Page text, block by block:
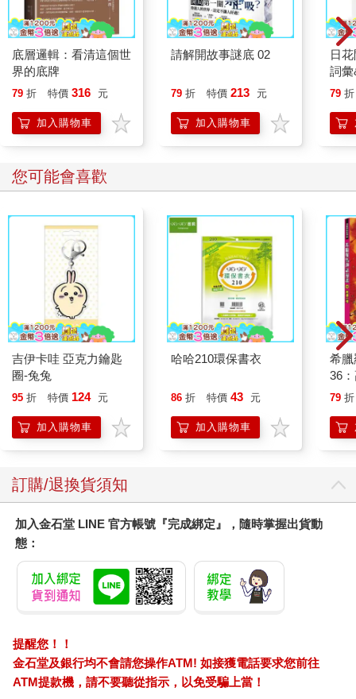
「居然那麼不確定嗎？」
眼前高挑的人雖走得不快，步伐卻很堅定，在身側擺動的拳頭也
是。浩瑜印象中的陳晞還停留在三十幾歲的模樣，從林又夏消失
後，她就老是一副病懨懨的，只有在發表新研究的時候會比較有
精神。
她們兩個今天的目的，是把那台橘白相間的「時光機器」找回
來。
就像是正值中二病時期的孩子在說胡話一樣。不過除非是集體幻
覺，否則這件事是真的發生了，她跟著陳晞來到了另一個時間
線。這邊的事物沒有更動太多，許浩瑜的成長歷程沒什麼改變，
讓她有種只是回到過去的錯覺，但林又夏的反應證實了並非那麼
來到這個時空以後，許浩瑜有意識的第一個瞬間，是在哇哇大
哭。她不是沒想過這種事真的會發生，畢竟陳晞提醒過自己可能
性，在更早之前林又夏也曾有意無意地提到。
跨越時間線最痛苦的部分，就是得重新長大。
雖然知識量足夠，但幼兒的腦袋不足以運用，讓她很挫折，唯一
的好處就是這次在比較小的年紀就懂得住嘴了，被政府人員叫去
輔導的次數少上許多。陳晞肯定也是如此，從現在才開口要浩瑜
一起去找機器便可略知一二。
和陳晞的狀況相似，浩瑜的能力也在國中時期達到可隨心運用的
程度，所以她才有辦法領著陳晞找到林又夏。
不過機器居然也跟著一起來到這個時空了嗎？許浩瑜對這一點存
畢竟在找回林又夏以後，陳晞才終於打起精神。這樣很好。
許浩瑜是真的那麼想。畢竟和她一起在機構的時候，每天都覺得
人。
跟著前方的人一起緩下腳步，一片空地出現在浩瑜眼前，而她身
旁的陳晞發出了「欸？」的聲音。
「嗯？」
「樹……這裡原本有樹的。」
「哈？」
陳晞皺緊了眉頭，她不認為自己的記憶會出現如此嚴重的謬誤。
將太陽掩蓋了起來。等到陳晞察覺，已經開始飄雨了。
「嘖。」她不耐煩地咋舌，只見烏雲停止飄移，停留在原處。
「等一下，妳──」
「又怎樣，我還沒被機構抓到啊。」
底層邏輯：看清這個世
界的底牌
79 折 特價 316 元
加入購物車
請解開故事謎底 02
79 折 特價 213 元
加入購物車
日
詞
79 折
您可能會喜歡
吉伊卡哇 亞克力鑰匙
圈-兔兔
95 折 特價 124 元
加入購物車
哈哈210環保書衣
86 折 特價 43 元
加入購物車
希
36
79 折
訂購/退換貨須知
加入金石堂 LINE 官方帳號『完成綁定』，隨時掌握出貨動
態：
提醒您！！
金石堂及銀行均不會請您操作ATM! 如接獲電話要求您前往
ATM提款機，請不要聽從指示，以免受騙上當！